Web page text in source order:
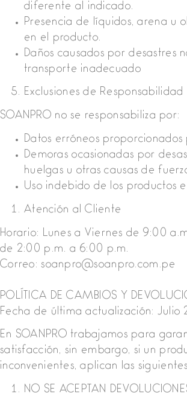
diferente al indicado.
Presencia de líquidos, arena u
en el producto.
Daños causados por desastres
transporte inadecuado
Exclusiones de Responsabilidad
SOANPRO no se responsabiliza por:
Datos erróneos
Demoras ocasionadas por
huelgas u otras causas de
Uso indebido de los productos
Atención al Cliente
Horario: Lunes a Viernes de 9:00
de 2:00 p.m. a 6:00 p.m.
Correo: soanpro@soanpro.com.pe
POLÍTICA DE CAMBIOS Y
Fecha de última actualización: Julio
En SOANPRO trabajamos para
satisfacción, sin embargo, si un
inconvenientes, aplican las
NO SE ACEPTAN